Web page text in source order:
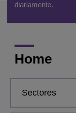
diariamente.
Home
Sectores